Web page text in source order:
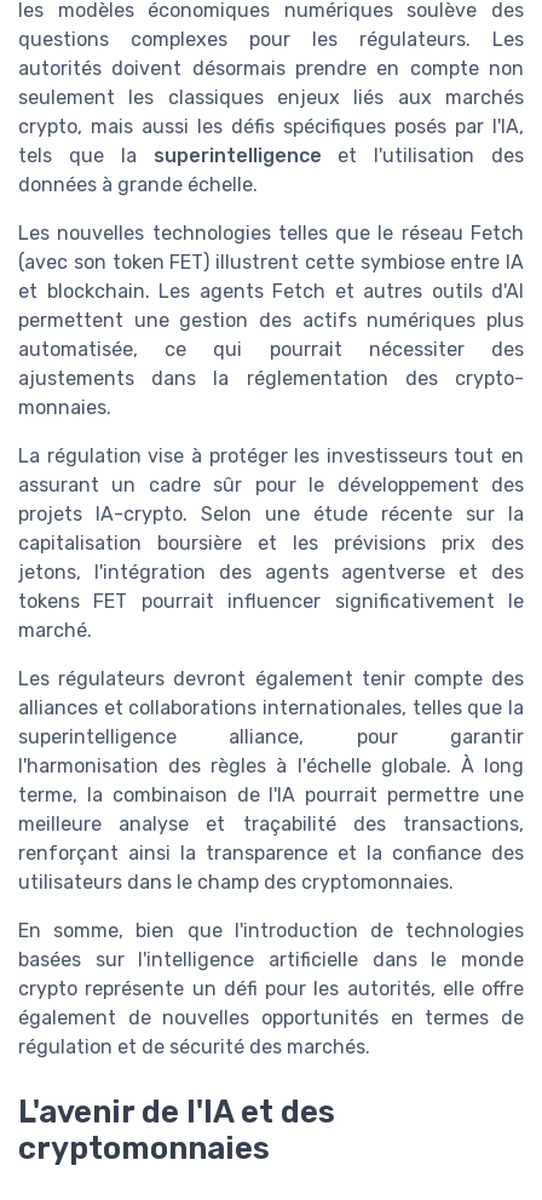
les modèles économiques numériques soulève des
questions complexes pour les régulateurs. Les
autorités doivent désormais prendre en compte non
seulement les classiques enjeux liés aux marchés
crypto, mais aussi les défis spécifiques posés par l'IA,
tels que la superintelligence et l'utilisation des
données à grande échelle.
Les nouvelles technologies telles que le réseau Fetch
(avec son token FET) illustrent cette symbiose entre IA
et blockchain. Les agents Fetch et autres outils d'AI
permettent une gestion des actifs numériques plus
automatisée, ce qui pourrait nécessiter des
ajustements dans la réglementation des crypto-
monnaies.
La régulation vise à protéger les investisseurs tout en
assurant un cadre sûr pour le développement des
projets IA-crypto. Selon une étude récente sur la
capitalisation boursière et les prévisions prix des
jetons, l'intégration des agents agentverse et des
tokens FET pourrait influencer significativement le
marché.
Les régulateurs devront également tenir compte des
alliances et collaborations internationales, telles que la
superintelligence alliance, pour garantir
l'harmonisation des règles à l'échelle globale. À long
terme, la combinaison de l'IA pourrait permettre une
meilleure analyse et traçabilité des transactions,
renforçant ainsi la transparence et la confiance des
utilisateurs dans le champ des cryptomonnaies.
En somme, bien que l'introduction de technologies
basées sur l'intelligence artificielle dans le monde
crypto représente un défi pour les autorités, elle offre
également de nouvelles opportunités en termes de
régulation et de sécurité des marchés.
L'avenir de l'IA et des
cryptomonnaies